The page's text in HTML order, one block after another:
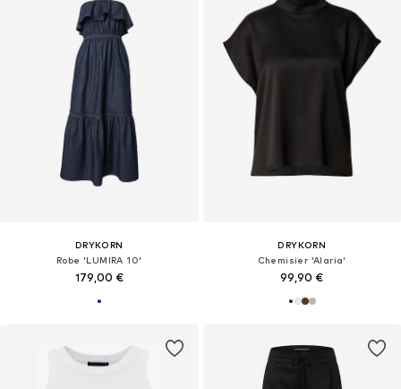
DRYKORN
Robe 'LUMIRA 10'
179,00 €
DRYKORN
Chemisier 'Alaria'
99,90 €